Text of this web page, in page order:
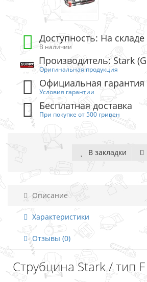
Доступность: На складе
В наличии
Производитель: Stark
Оригинальная продукция
Официальная гарантия
Условия гарантии
Бесплатная доставка
При покупке от 500 гривен
В закладки
Описание
Характеристики
Отзывы (0)
Струбцина Stark / тип